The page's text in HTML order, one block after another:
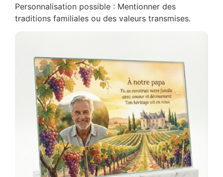
Personnalisation possible : Mentionner des
traditions familiales ou des valeurs transmises.